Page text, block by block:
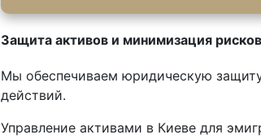
Защита активов и минимизация рисков
Мы обеспечиваем юридическую
действий.
Управление активами в Киеве для